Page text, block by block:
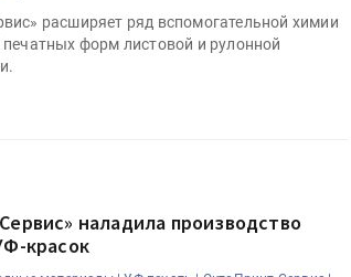
расширяет ряд вспомогательной химии
печатных форм листовой и рулонной
наладила производство
красок